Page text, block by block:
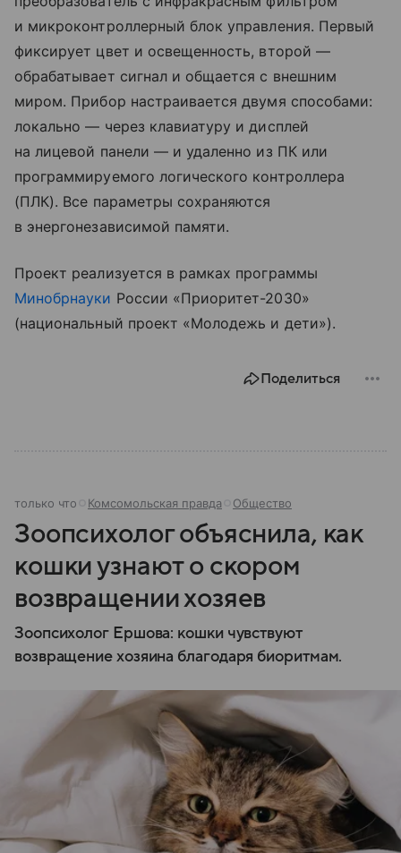
и микроконтроллерный блок управления. Первый
фиксирует цвет и освещенность, второй —
обрабатывает сигнал и общается с внешним
миром. Прибор настраивается двумя способами:
локально — через клавиатуру и дисплей
на лицевой панели — и удаленно из ПК или
программируемого логического контроллера
(ПЛК). Все параметры сохраняются
в энергонезависимой памяти.
Проект реализуется в рамках программы
Минобрнауки России «Приоритет-2030»
(национальный проект «Молодежь и дети»).
Поделиться
только что Комсомольская правда Общество
Зоопсихолог объяснила, как
кошки узнают о скором
возвращении хозяев
Зоопсихолог Ершова: кошки чувствуют
возвращение хозяина благодаря биоритмам.